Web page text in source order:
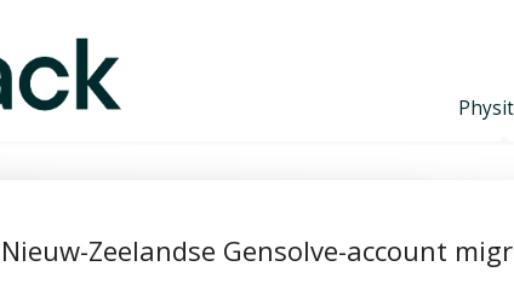
Nieuw-Zeelandse Gensolve-account